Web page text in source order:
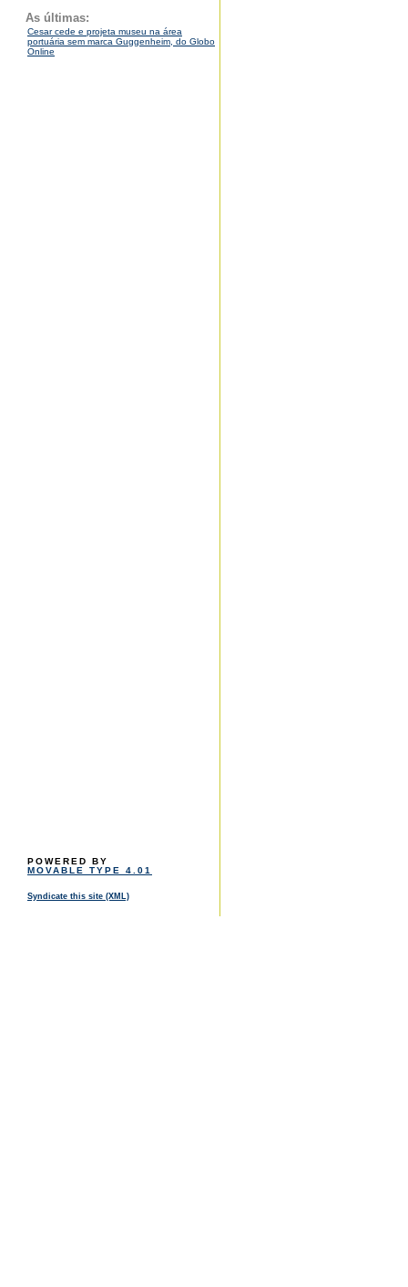
As últimas:
Cesar cede e projeta museu na área
portuária sem marca Guggenheim, do Globo
Online
POWERED BY
MOVABLE TYPE 4.01
Syndicate this site (XML)